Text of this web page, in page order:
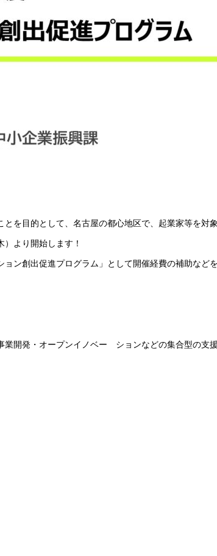
を目的として、名古屋の都心地区で、起業家等を対
より開始します！
ン創出促進プログラム」として開催経費の補助など
開発・オープンイノベー ションなどの集合型の支